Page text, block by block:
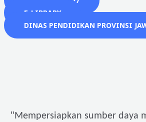
E-LIBRARY
DINAS PENDIDIKAN PROVINSI
"Mempersiapkan sumber daya